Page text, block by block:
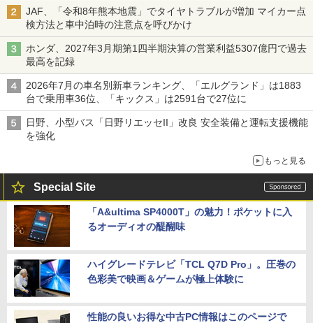
JAF、「令和8年熊本地震」でタイヤトラブルが増加 マイカー点
検方法と車中泊時の注意点を呼びかけ
ホンダ、2027年3月期第1四半期決算の営業利益5307億円で過去
最高を記録
2026年7月の車名別新車ランキング、「エルグランド」は1883
台で乗用車36位、「キックス」は2591台で27位に
日野、小型バス「日野リエッセII」改良 安全装備と運転支援機能
を強化
もっと見る
Special Site
「A&ultima SP4000T」の魅力！ポケットに入
るオーディオの醍醐味
ハイグレードテレビ「TCL Q7D Pro」。圧巻の
色彩美で映画＆ゲームが極上体験に
性能の良いお得な中古PC情報はこのページで